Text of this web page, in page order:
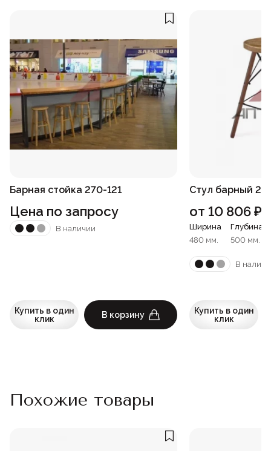
Барная стойка 270-121
Цена по запросу
В наличии
Купить в один
клик
В корзину
Стул барный
от 10 806₽
Ширина
480 мм.
Глубина
500 мм.
В
Купить в один
клик
Похожие товары